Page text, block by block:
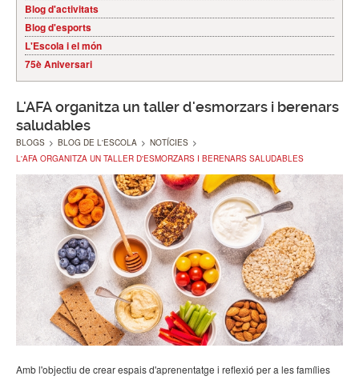
Blog d'activitats
Blog d'esports
L'Escola i el món
75è Aniversari
L'AFA organitza un taller d'esmorzars i berenars
saludables
BLOGS > BLOG DE L'ESCOLA > NOTÍCIES >
L'AFA ORGANITZA UN TALLER D'ESMORZARS I BERENARS SALUDABLES
Amb l'objectiu de crear espais d'aprenentatge i reflexió per a les famílies